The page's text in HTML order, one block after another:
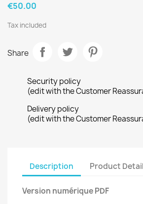
€50.00
Tax included
Share
Security policy
(edit with the Customer
Delivery policy
(edit with the Customer
Description Product
Version numérique PDF